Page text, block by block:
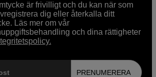
är frivilligt och du kan när som
dig eller återkalla ditt
Läs mer om vår
och dina rättigheter
PRENUMERERA